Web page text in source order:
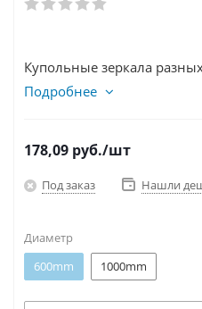
Купольные зеркала
Подробнее
178,09 руб./шт
Под заказ Нашли
Диаметр
600mm
1000mm